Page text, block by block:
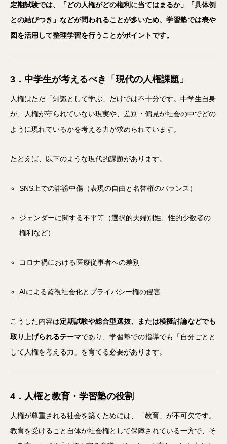
定期試験では、「どの人権がどの権利に当てはまるか」「具体例
との結びつき」などが問われることが多いため、学習塾では表や
図を活用して整理学習を行うことがポイントです。
3．中学生が考えるべき「現代の人権課題」
人権はただ「知識として学ぶ」だけでは不十分です。中学生自身
が、人権が守られていない現実や、差別・偏見が社会の中でどの
ように現れているかを考える力が求められています。
たとえば、以下のような現代的課題があります。
SNS上での誹謗中傷（表現の自由と名誉権のバランス）
ジェンダーに関する不平等（選択的夫婦別姓、性的少数者の
権利など）
コロナ禍における医療従事者への差別
AIによる監視社会化とプライバシー権の侵害
こうした内容は定期試験や総合型選抜、または模擬討論などでも
取り上げられるテーマであり、学習塾での指導でも「自分ごとと
して人権を考える力」を育てる必要があります。
4．人権と教育・学習塾の役割
人権が尊重される社会を築くためには、「教育」が不可欠です。
教育を受けること自体が社会権として保障されている一方で、そ